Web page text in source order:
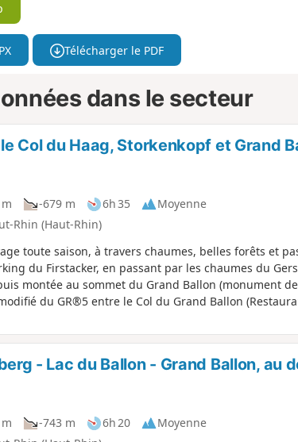
Télécharger le PDF
dans le secteur
Col du Haag, Storkenkopf et Grand
-679 m 6h 35
Moyenne
Rhin (Haut-Rhin)
toute saison, à travers chaumes, belles forêts et
du Firstacker, en passant par les chaumes du
montée au sommet du Grand Ballon (monument
du GR®5 entre le Col du Grand Ballon
- Lac du Ballon - Grand Ballon, au
-743 m 6h 20
Moyenne